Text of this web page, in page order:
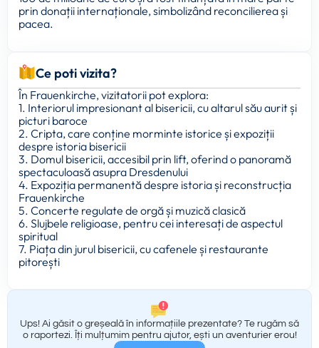
prin donații internaționale, simbolizând reconcilierea și
pacea.
Ce poti vizita?
În Frauenkirche, vizitatorii pot explora:
1. Interiorul impresionant al bisericii, cu altarul său aurit și
picturi baroce
2. Cripta, care conține morminte istorice și expoziții
despre istoria bisericii
3. Domul bisericii, accesibil prin lift, oferind o panoramă
spectaculoasă asupra Dresdenului
4. Expoziția permanentă despre istoria și reconstrucția
Frauenkirche
5. Concerte regulate de orgă și muzică clasică
6. Slujbele religioase, pentru cei interesați de aspectul
spiritual
7. Piața din jurul bisericii, cu cafenele și restaurante
pitorești
Ups! Ai găsit o greșeală în informațiile prezentate? Te rugăm să
o raportezi. Îți mulțumim pentru ajutor, ești un aventurier erou!